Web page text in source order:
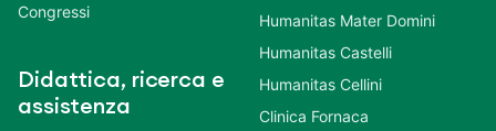
Congressi
Didattica, ricerca e
assistenza
Humanitas Mater Domini
Humanitas Castelli
Humanitas Cellini
Clinica Fornaca